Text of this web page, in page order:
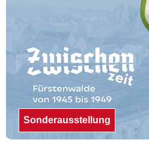
Sonderausstellung